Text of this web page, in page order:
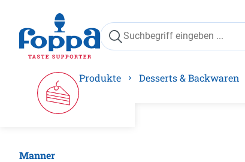
Zur Hauptnavigation springen
Produkte Desserts & Backwaren
Manner